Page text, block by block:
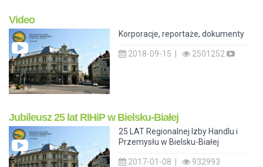
Video
Korporacje, reportaże, dokumenty
2018-09-15 | 2501252
Jubileusz 25 lat RIHiP w Bielsku-Białej
25 LAT Regionalnej Izby Handlu i
Przemysłu w Bielsku-Białej
2017-01-08 | 932993